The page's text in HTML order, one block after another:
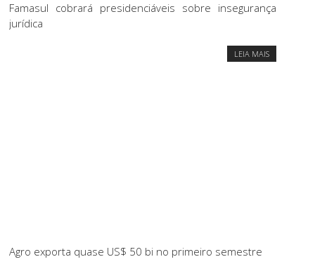
Famasul cobrará presidenciáveis sobre insegurança
jurídica
LEIA MAIS
Agro exporta quase US$ 50 bi no primeiro semestre